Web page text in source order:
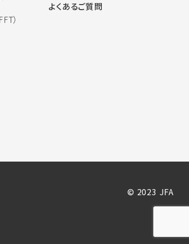
）
よくあるご質問
© 2023 JFA